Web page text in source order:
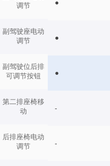
调节
副驾驶座电动
调节
副驾驶位后排
可调节按钮
第二排座椅移
动
后排座椅电动
调节
●
●
●
-
-